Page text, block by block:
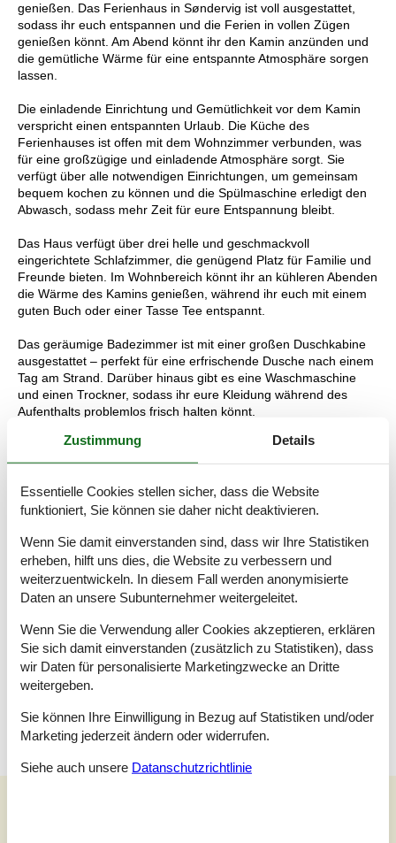
genießen. Das Ferienhaus in Søndervig ist voll ausgestattet,
sodass ihr euch entspannen und die Ferien in vollen Zügen
genießen könnt. Am Abend könnt ihr den Kamin anzünden und
die gemütliche Wärme für eine entspannte Atmosphäre sorgen
lassen.
Die einladende Einrichtung und Gemütlichkeit vor dem Kamin
verspricht einen entspannten Urlaub. Die Küche des
Ferienhauses ist offen mit dem Wohnzimmer verbunden, was
für eine großzügige und einladende Atmosphäre sorgt. Sie
verfügt über alle notwendigen Einrichtungen, um gemeinsam
bequem kochen zu können und die Spülmaschine erledigt den
Abwasch, sodass mehr Zeit für eure Entspannung bleibt.
Das Haus verfügt über drei helle und geschmackvoll
eingerichtete Schlafzimmer, die genügend Platz für Familie und
Freunde bieten. Im Wohnbereich könnt ihr an kühleren Abenden
die Wärme des Kamins genießen, während ihr euch mit einem
guten Buch oder einer Tasse Tee entspannt.
Das geräumige Badezimmer ist mit einer großen Duschkabine
ausgestattet – perfekt für eine erfrischende Dusche nach einem
Tag am Strand. Darüber hinaus gibt es eine Waschmaschine
und einen Trockner, sodass ihr eure Kleidung während des
Aufenthalts problemlos frisch halten könnt.
Das Ferienhaus liegt auf einem wunderschönen
Naturgrundstück, wo ihr die Ruhe und die herrliche Natur
um lange Sommertage im Freien zu verbringen oder auch bei
kühleren Wetter sich den frischen Wind um die Nase wehen zu
und einem Grill, sodass ihr eure Mahlzeiten im Freien genießen
könnt. Zudemhabt ihr die Möglichkeit, an heißen Tagen
Schatten zu finden, während ihr euch bei Vogelgezwitscher und
dem Rauschen des Windes im Strandhafer entspannt.
Nur 700 Meter vom Ferienhaus entfernt befindet sich der
Strand, wo sowohl zwei- als auch vierbeinige Gäste lange
Spaziergänge in der frischen Meeresluft unternehmen können.
Die Natur rund um das Ferienhaus lädt zu Erlebnissen,
Entspannung und gemeinsamer Zeit ein – der perfekte Rahmen
für einen unvergesslichen Urlaub.
Zustimmung Details
Essentielle Cookies stellen sicher, dass die Website
funktioniert, Sie können sie daher nicht deaktivieren.
Wenn Sie damit einverstanden sind, dass wir Ihre Statistiken
erheben, hilft uns dies, die Website zu verbessern und
weiterzuentwickeln. In diesem Fall werden anonymisierte
Daten an unsere Subunternehmer weitergeleitet.
Wenn Sie die Verwendung aller Cookies akzeptieren, erklären
Sie sich damit einverstanden (zusätzlich zu Statistiken), dass
wir Daten für personalisierte Marketingzwecke an Dritte
weitergeben.
Sie können Ihre Einwilligung in Bezug auf Statistiken und/oder
Marketing jederzeit ändern oder widerrufen.
Siehe auch unsere Datanschutzrichtlinie